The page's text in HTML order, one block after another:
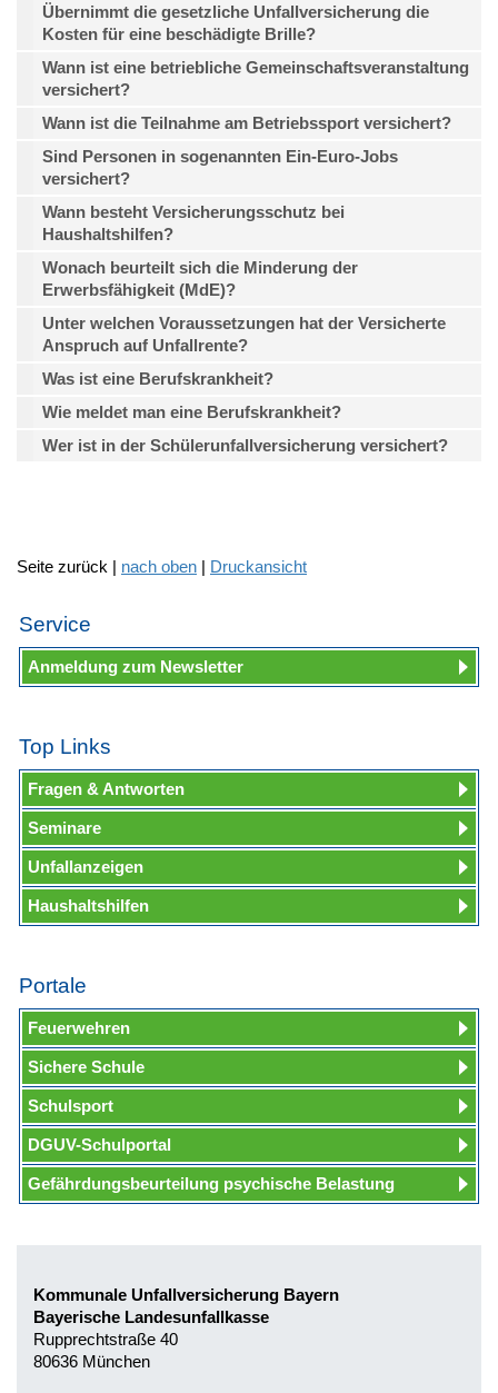
Übernimmt die gesetzliche Unfallversicherung die
Kosten für eine beschädigte Brille?
Wann ist eine betriebliche Gemeinschaftsveranstaltung
versichert?
Wann ist die Teilnahme am Betriebssport versichert?
Sind Personen in sogenannten Ein-Euro-Jobs
versichert?
Wann besteht Versicherungsschutz bei
Haushaltshilfen?
Wonach beurteilt sich die Minderung der
Erwerbsfähigkeit (MdE)?
Unter welchen Voraussetzungen hat der Versicherte
Anspruch auf Unfallrente?
Was ist eine Berufskrankheit?
Wie meldet man eine Berufskrankheit?
Wer ist in der Schülerunfallversicherung versichert?
Seite zurück | nach oben | Druckansicht
Service
Anmeldung zum Newsletter
Top Links
Fragen & Antworten
Seminare
Unfallanzeigen
Haushaltshilfen
Portale
Feuerwehren
Sichere Schule
Schulsport
DGUV-Schulportal
Gefährdungsbeurteilung psychische Belastung
Kommunale Unfallversicherung Bayern
Bayerische Landesunfallkasse
Rupprechtstraße 40
80636 München